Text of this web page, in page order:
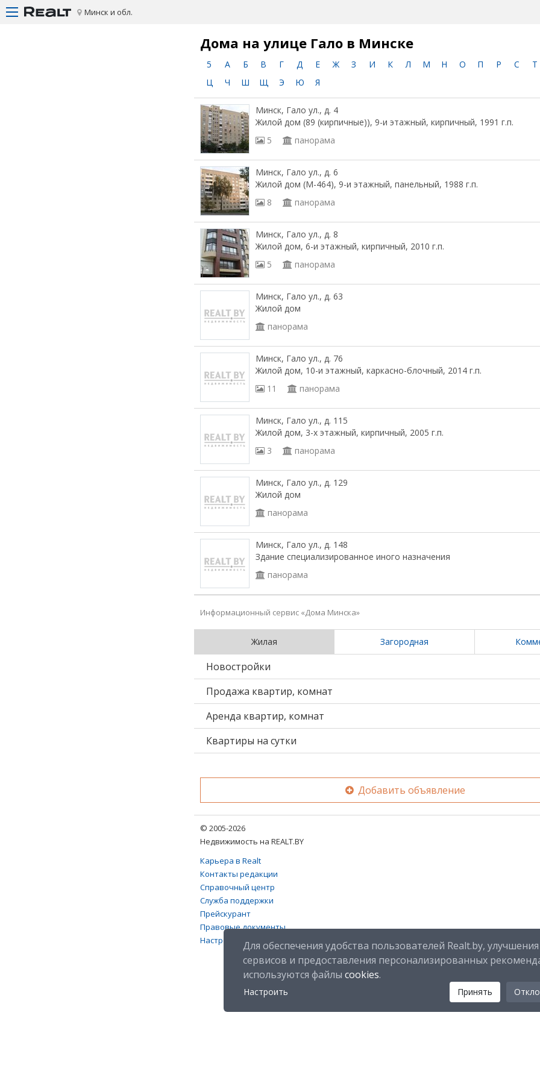
Минск и обл.
Дома на улице Гало в Минске
5 А Б В Г Д Е Ж З И К Л М Н О П Р С Т
Ц
Ч Ш Щ Э Ю Я
Минск, Гало ул., д. 4
Жилой дом (89 (кирпичные)), 9-и этажный, кирпичный, 1991 г.п.
5
панорама
Минск, Гало ул., д. 6
Жилой дом (М-464), 9-и этажный, панельный, 1988 г.п.
8
панорама
Минск, Гало ул., д. 8
Жилой дом, 6-и этажный, кирпичный, 2010 г.п.
5
панорама
Минск, Гало ул., д. 63
Жилой дом
панорама
Минск, Гало ул., д. 76
Жилой дом, 10-и этажный, каркасно-блочный, 2014 г.п.
11
панорама
Минск, Гало ул., д. 115
Жилой дом, 3-х этажный, кирпичный, 2005 г.п.
3
панорама
Минск, Гало ул., д. 129
Жилой дом
панорама
Минск, Гало ул., д. 148
Здание специализированное иного назначения
панорама
Информационный сервис «Дома Минска»
Жилая Загородная
Новостройки
Продажа квартир, комнат
Аренда квартир, комнат
Квартиры на сутки
Добавить объявление
© 2005-2026
Недвижимость на REALT.BY
Карьера в Realt
Контакты редакции
Справочный центр
Служба поддержки
Прейскурант
Правовые документы
Настройка файлов cookies
Для обеспечения удобства пользователей Realt.by, улучшения
сервисов и предоставления персонализированных
используются файлы cookies.
Настроить Принять